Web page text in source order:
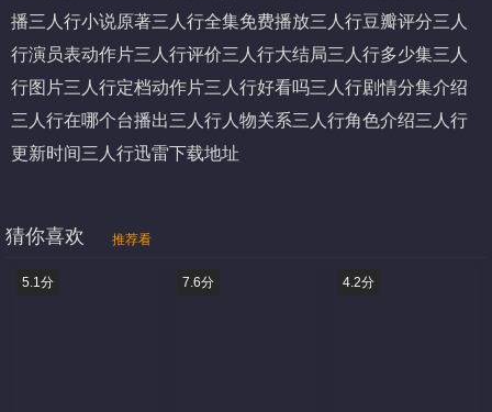
播三人行小说原著三人行全集免费播放三人行豆瓣评分三人
行演员表动作片三人行评价三人行大结局三人行多少集三人
行图片三人行定档动作片三人行好看吗三人行剧情分集介绍
三人行在哪个台播出三人行人物关系三人行角色介绍三人行
更新时间三人行迅雷下载地址
猜你喜欢 推荐看
5.1分 7.6分 4.2分